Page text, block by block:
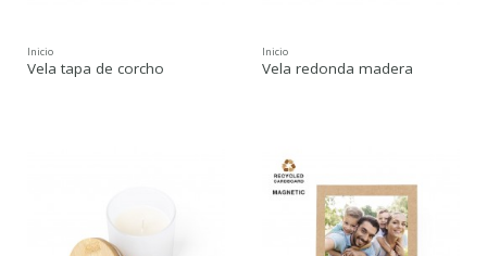
Inicio
Vela tapa de corcho
Inicio
Vela redonda madera